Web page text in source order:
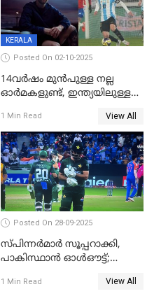
KERALA
Posted On 02-10-2025
14വർഷം മുൻപുള്ള നല്ല
ഓർമകളുണ്ട്, ഇന്ത്യയിലുള്ള
കാത്തിരിക്കുന്നു; വരവ്
സ്ഥിരീകരിച്ച് മെസി
1 Min Read View All
Posted On 28-09-2025
സ്പിന്നർമാർ സൂപ്പറാക്കി,
പാകിസ്ഥാൻ ഓൾഔട്ട്;
വിജയലക്ഷ്യം, കുൽദീപിന് 4
1 Min Read View All